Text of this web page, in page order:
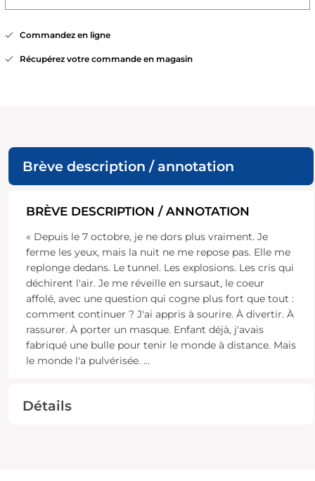
Commandez en ligne
Récupérez votre commande en magasin
Brève description / annotation
BRÈVE DESCRIPTION / ANNOTATION
« Depuis le 7 octobre, je ne dors plus vraiment. Je
ferme les yeux, mais la nuit ne me repose pas. Elle me
replonge dedans. Le tunnel. Les explosions. Les cris qui
déchirent l'air. Je me réveille en sursaut, le coeur
affolé, avec une question qui cogne plus fort que tout :
comment continuer ? J'ai appris à sourire. À divertir. À
rassurer. À porter un masque. Enfant déjà, j'avais
fabriqué une bulle pour tenir le monde à distance. Mais
le monde l'a pulvérisée. ...
Détails